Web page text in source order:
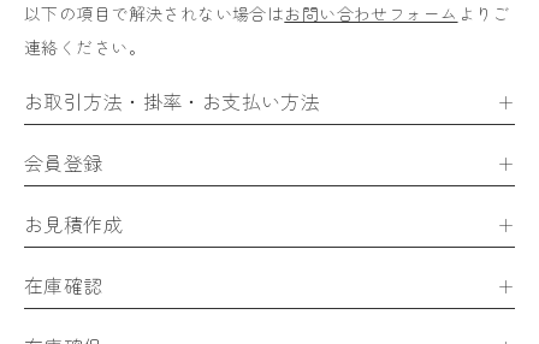
以下の項目で解決されない場合はお問い合わせフォーム よりご
連絡ください。
お取引方法・掛率・お支払い方法
会員登録
お見積作成
在庫確認